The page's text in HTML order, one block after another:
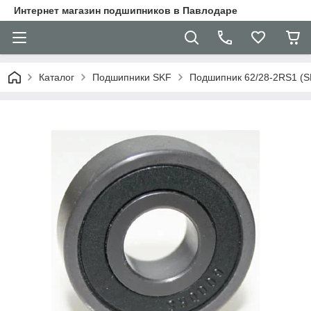
Интернет магазин подшипников в Павлодаре
Каталог Подшипники SKF Подшипник 62/28-2RS1